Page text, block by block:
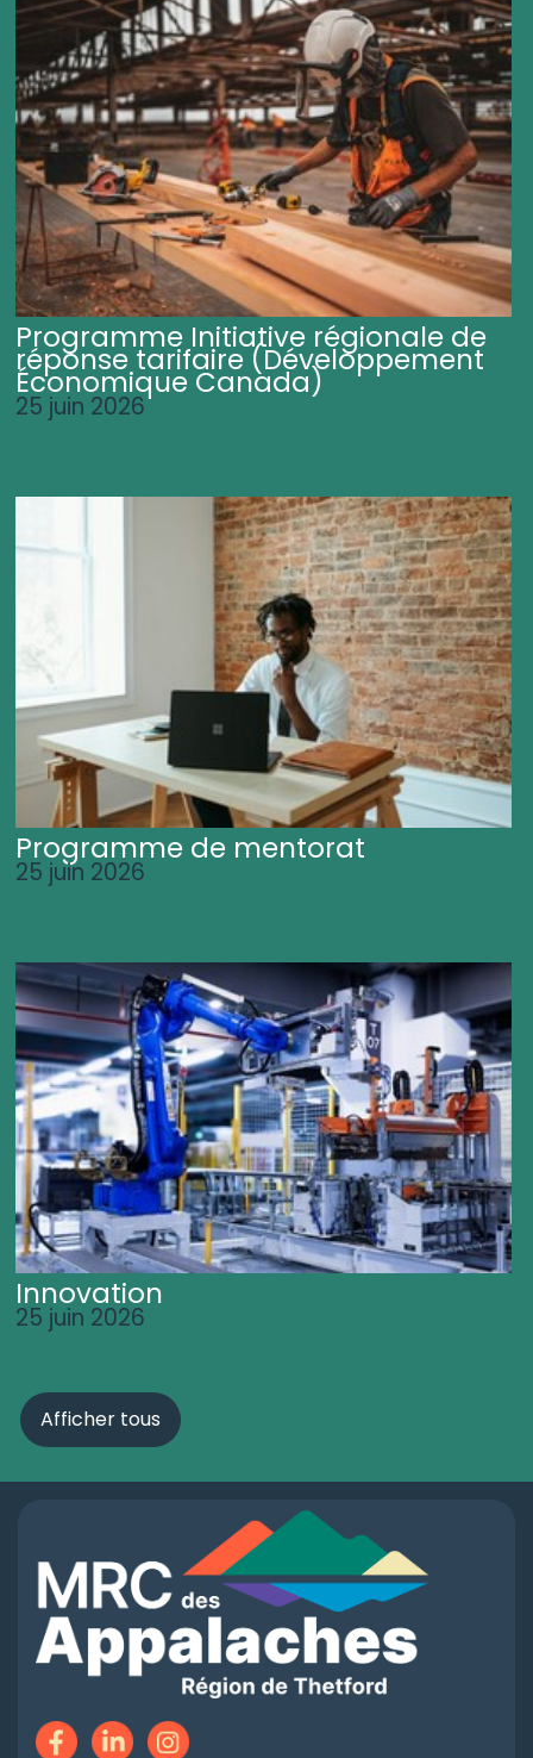
Programme Initiative régionale de
réponse tarifaire (Développement
Économique Canada)
25 juin 2026
Programme de mentorat
25 juin 2026
Innovation
25 juin 2026
Afficher tous